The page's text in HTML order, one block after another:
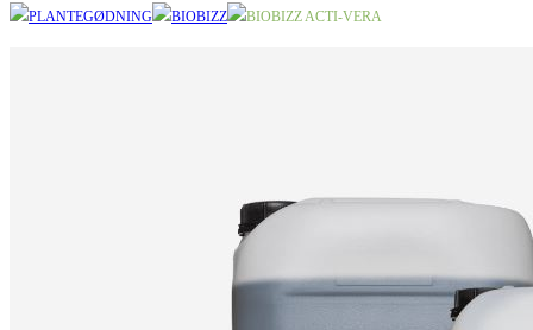
PLANTEGØDNING BIOBIZZ BIOBIZZ ACTI-VERA